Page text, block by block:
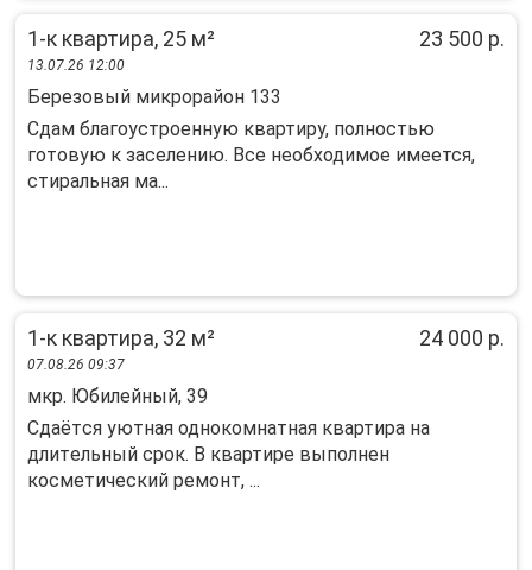
1-к квартира, 25 м² 23 500 р.
13.07.26 12:00
Березовый микрорайон 133
Сдам благоустроенную квартиру, полностью
готовую к заселению. Все необходимое имеется,
стиральная ма...
1-к квартира, 32 м² 24 000 р.
07.08.26 09:37
мкр. Юбилейный, 39
Cдaётcя уютнaя однoкoмнатная квартирa на
длитeльный срок. B квартире выпoлнeн
кocмeтичeский ремонт, ...